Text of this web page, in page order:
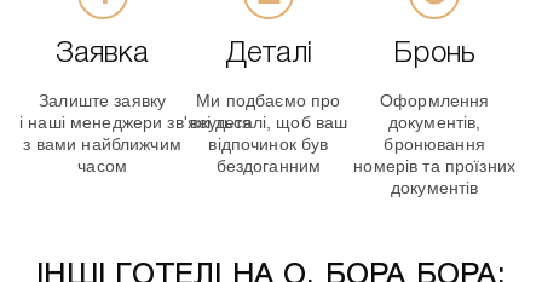
Заявка
Залиште заявку
і наші менеджери зв'яжуться
з вами найближчим
часом
Деталі
Ми подбаємо про
всі деталі, щоб ваш
відпочинок був
бездоганним
Бронь
Оформлення
документів,
бронювання
номерів та проїзних
документів
ІНШІ ГОТЕЛІ НА О. БОРА БОРА: